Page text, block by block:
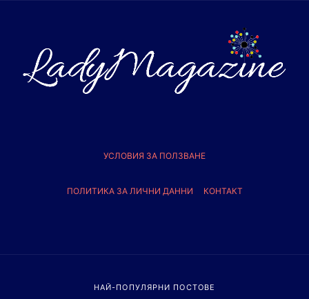
УСЛОВИЯ ЗА ПОЛЗВАНЕ
ПОЛИТИКА ЗА ЛИЧНИ ДАННИ КОНТАКТ
НАЙ-ПОПУЛЯРНИ ПОСТОВЕ